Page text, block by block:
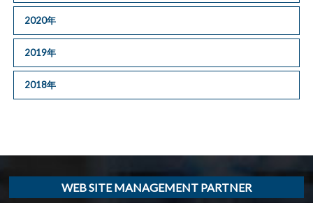
2020年
2019年
2018年
WEB SITE MANAGEMENT PARTNER